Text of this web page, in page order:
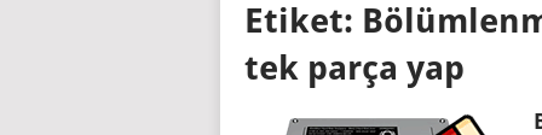
Etiket:
tek parça yap